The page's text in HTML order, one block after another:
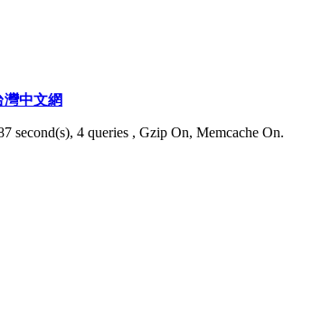
中文網
second(s), 4 queries , Gzip On, Memcache On.